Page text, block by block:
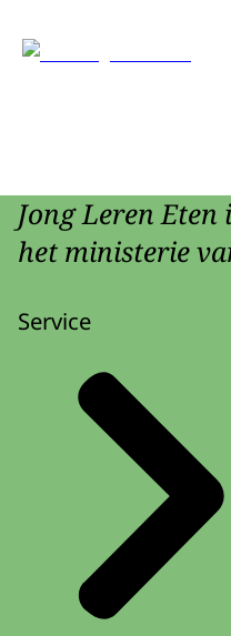
Jong Leren
het ministerie
Service